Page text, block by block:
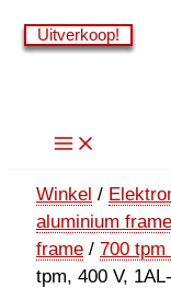
Ga
naar
Winkel /
aluminium frame
frame / 700 tpm
tpm, 400 V,
Uitverkoop!
Uitverkoop!
Uitverkoop!
Uitverkoop!
Uitverkoop!